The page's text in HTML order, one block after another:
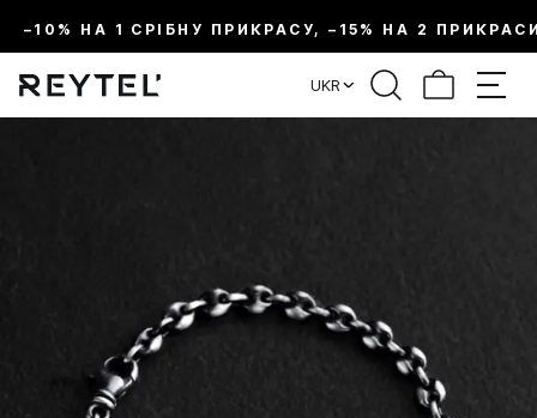
–10% НА 1 СРІБНУ ПРИКРАСУ, –15% НА 2
UKR